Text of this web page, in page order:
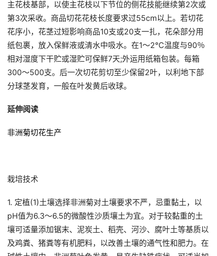
主花枝基部，以使主花枝以下节位的侧花技能继续第2次或
第3次采收。商品切花花枝长度要求过55cm以上。若切花
花序小，花茎过短影响商品10支或20支一扎，花朵部分用
纸包裹，放入保鲜液或清水中吸水。在1～2℃温度与90％
相对湿度下干贮或湿贮可保鲜7天;外运用纸箱包装。每箱
300～500支。后一次切花剪切至少保留2叶，以利地下部
分球茎发育，一般在叶发黄后收球。
延伸阅读
非洲菊切花生产
栽培技术
1. 定植(1)土壤选择非洲菊对土壤要求不严，忌重黏土，以
pH值为6.3～6.5的微酸性沙质壤土为宜。对于较黏重的土
壤可适量添加锯末、泥炭土、稻壳、河沙、腐叶土等基质以
及鸡粪、猪粪等有机肥料，以改善土壤的通气性和肥力。在